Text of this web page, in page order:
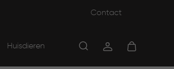
Contact
Huisdieren